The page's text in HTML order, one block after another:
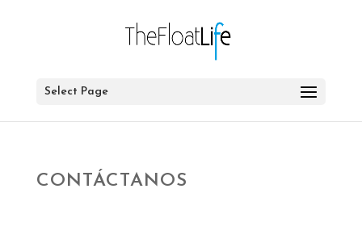
Select Page
CONTÁCTANOS